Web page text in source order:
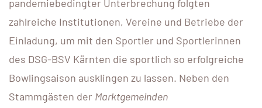
pandemiebedingter Unterbrechung folgten
zahlreiche Institutionen, Vereine und Betriebe der
Einladung, um mit den Sportler und Sportlerinnen
des DSG-BSV Kärnten die sportlich so erfolgreiche
Bowlingsaison ausklingen zu lassen. Neben den
Stammgästen der Marktgemeinden